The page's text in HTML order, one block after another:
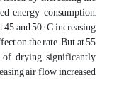
energy consumption,
and 50 ° C, increasing
on the rate But at 55
drying significantly
air flow, increased